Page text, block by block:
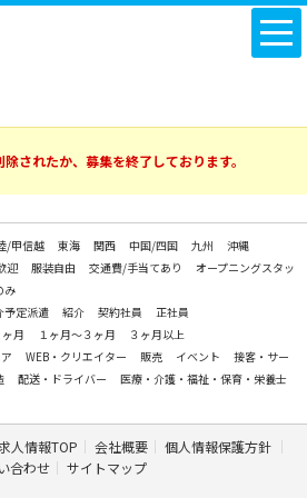
されたか、募集を終了しております。
/甲信越 東海 関西 中国/四国 九州
沖縄
迎 服装自由 交通費/手当てあり
オープニングスタッ
み
予定派遣 紹介 契約社員
正社員
月 １ヶ月～３ヶ月
３ヶ月以上
WEB・クリエイター 販売 イベント
接客・サー
配送・ドライバー
医療・介護・福祉・保育・栄養士
人情報TOP 会社概要
個人情報保護方針
合わせ
サイトマップ